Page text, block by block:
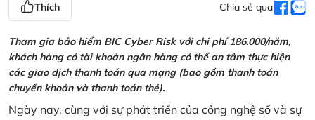
Thích Chia sẻ qua
Tham gia bảo hiểm BIC Cyber Risk với chi phí 186.000/năm,
khách hàng có tài khoản ngân hàng có thể an tâm thực hiện
các giao dịch thanh toán qua mạng (bao gồm thanh toán
chuyển khoản và thanh toán thẻ).
Ngày nay, cùng với sự phát triển của công nghệ số và sự